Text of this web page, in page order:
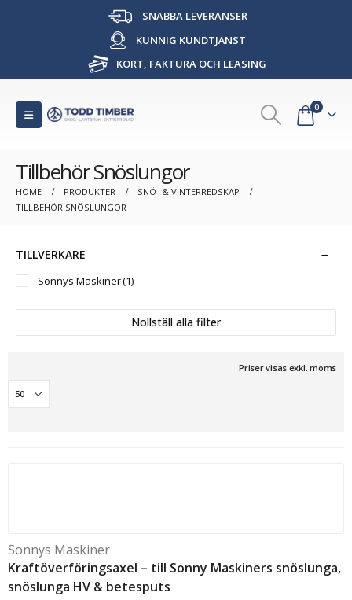
SNABBA LEVERANSER
KUNNIG KUNDTJÄNST
KORT, FAKTURA OCH LEASING
0
Tillbehör Snöslungor
HOME PRODUKTER
SNÖ- & VINTERREDSKAP
TILLBEHÖR SNÖSLUNGOR
TILLVERKARE
Sonnys Maskiner(1)
Nollställ alla filter
Priser visas exkl. moms
Sonnys Maskiner
Kraftöverföringsaxel – till Sonny Maskiners snöslunga,
snöslunga HV & betesputs